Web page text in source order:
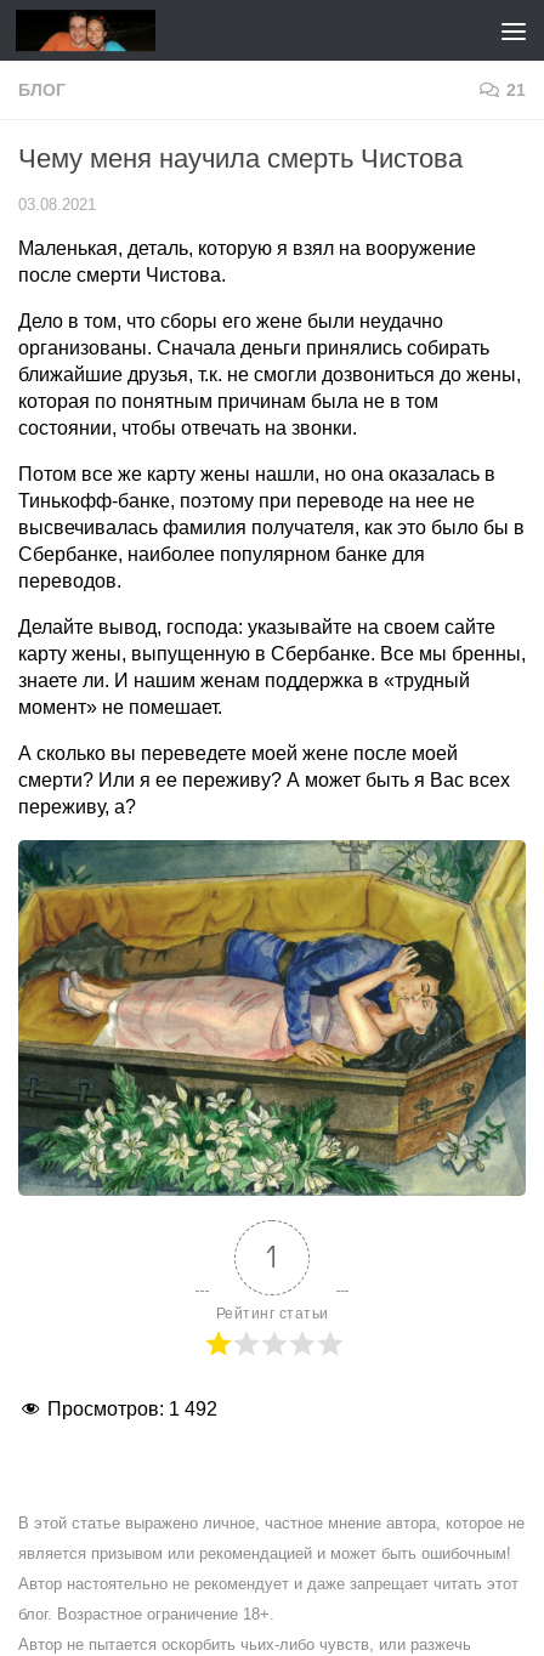
Перейти к содержимому
БЛОГ 21
Чему меня научила смерть Чистова
03.08.2021
Маленькая, деталь, которую я взял на вооружение
после смерти Чистова.
Дело в том, что сборы его жене были неудачно
организованы. Сначала деньги принялись собирать
ближайшие друзья, т.к. не смогли дозвониться до жены,
которая по понятным причинам была не в том
состоянии, чтобы отвечать на звонки.
Потом все же карту жены нашли, но она оказалась в
Тинькофф-банке, поэтому при переводе на нее не
высвечивалась фамилия получателя, как это было бы в
Сбербанке, наиболее популярном банке для
переводов.
Делайте вывод, господа: указывайте на своем сайте
карту жены, выпущенную в Сбербанке. Все мы бренны,
знаете ли. И нашим женам поддержка в «трудный
момент» не помешает.
А сколько вы переведете моей жене после моей
смерти? Или я ее переживу? А может быть я Вас всех
переживу, а?
1
Рейтинг статьи
Просмотров: 1 492
В этой статье выражено личное, частное мнение автора, которое не
является призывом или рекомендацией и может быть ошибочным!
Автор настоятельно не рекомендует и даже запрещает читать этот
блог. Возрастное ограничение 18+.
Автор не пытается оскорбить чьих-либо чувств, или разжечь